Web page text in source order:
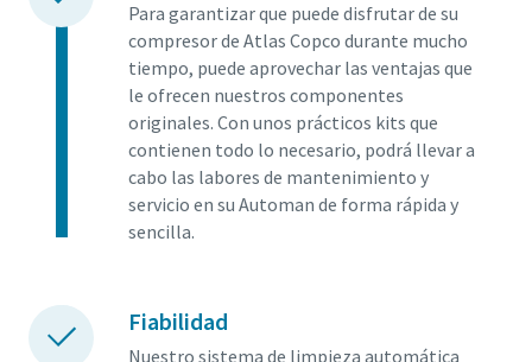
Para garantizar que puede disfrutar de su
compresor de Atlas Copco durante mucho
tiempo, puede aprovechar las ventajas que
le ofrecen nuestros componentes
originales. Con unos prácticos kits que
contienen todo lo necesario, podrá llevar a
cabo las labores de mantenimiento y
servicio en su Automan de forma rápida y
sencilla.
Fiabilidad
Nuestro sistema de limpieza automática